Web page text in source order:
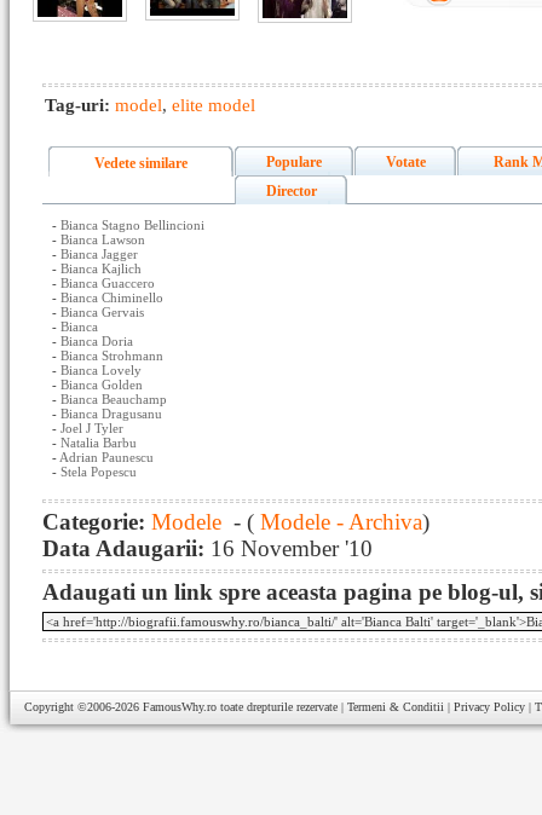
Tag-uri: model, elite model
Vedete similare Populare Votate
Rank
Director
- Bianca Stagno Bellincioni
- Bianca Lawson
- Bianca Jagger
- Bianca Kajlich
- Bianca Guaccero
- Bianca Chiminello
- Bianca Gervais
- Bianca
- Bianca Doria
- Bianca Strohmann
- Bianca Lovely
- Bianca Golden
- Bianca Beauchamp
- Bianca Dragusanu
- Joel J Tyler
- Natalia Barbu
- Adrian Paunescu
- Stela Popescu
Categorie: Modele - ( Modele - Archiva)
Data Adaugarii: 16 November '10
Adaugati un link spre aceasta pagina pe blog-ul,
Copyright ©2006-2026 FamousWhy.ro toate drepturile rezervate | Termeni & Conditii | Privacy Policy |